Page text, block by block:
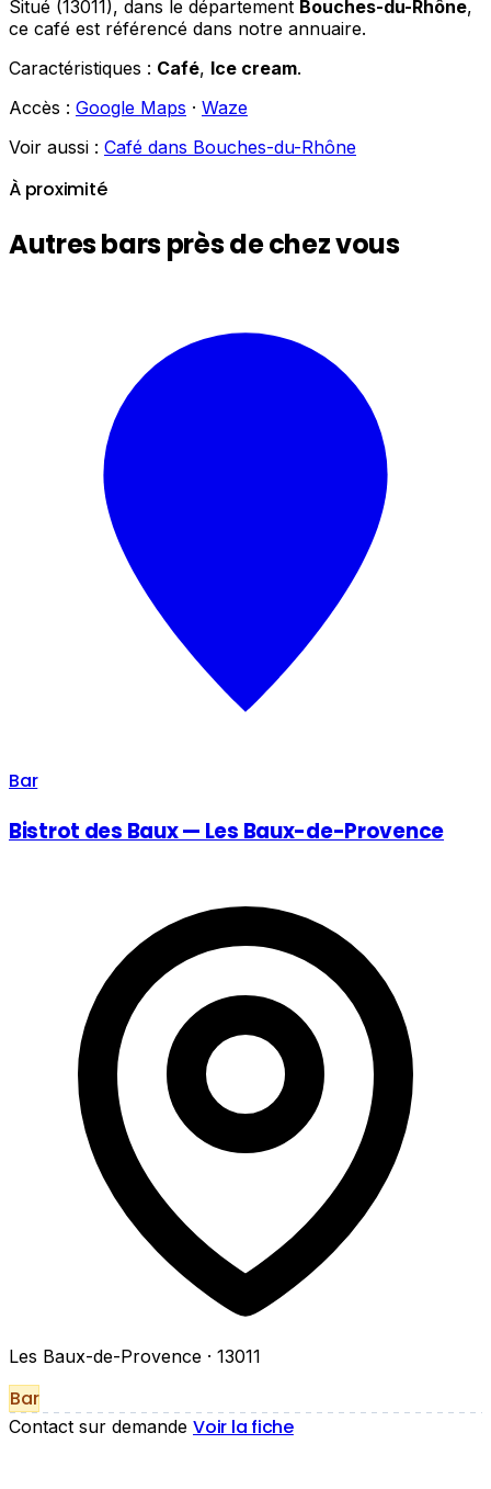
Situé (13011), dans le département Bouches-du-Rhône,
ce café est référencé dans notre annuaire.
Caractéristiques : Café, Ice cream.
Accès : Google Maps · Waze
Voir aussi : Café dans Bouches-du-Rhône
À proximité
Autres bars près de chez vous
Bar
Bistrot des Baux — Les Baux-de-Provence
Les Baux-de-Provence · 13011
Bar
Contact sur demande Voir la fiche